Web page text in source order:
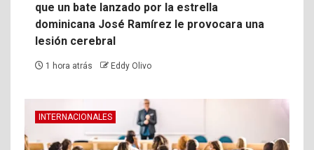
que un bate lanzado por la estrella
dominicana José Ramírez le provocara una
lesión cerebral
1 hora atrás Eddy Olivo
INTERNACIONALES